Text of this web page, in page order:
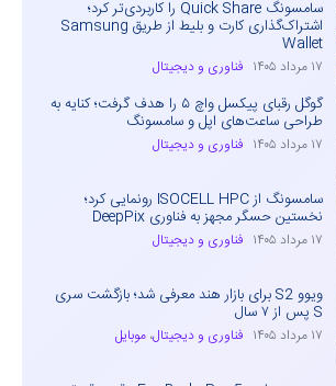
سامسونگ Quick Share را کاربردی‌تر کرد؛
اشتراک‌گذاری کارت و بلیط از طریق Samsung
Wallet
۱۷ مرداد ۱۴۰۵ فناوری و دیجیتال
گوگل رقبای پیکسل واچ ۵ را هدف گرفت؛ کنایه به
طراحی ساعت‌های اپل و سامسونگ
۱۷ مرداد ۱۴۰۵ فناوری و دیجیتال
سامسونگ از ISOCELL HPC رونمایی کرد؛
نخستین حسگر مجهز به فناوری DeepPix
۱۷ مرداد ۱۴۰۵ فناوری و دیجیتال
ویوو S2 برای بازار هند معرفی شد؛ بازگشت سری
S پس از ۷ سال
۱۷ مرداد ۱۴۰۵ فناوری و دیجیتال، موبایل